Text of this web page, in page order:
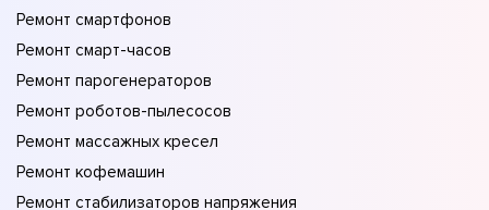
Ремонт смартфонов
Ремонт смарт-часов
Ремонт парогенераторов
Ремонт роботов-пылесосов
Ремонт массажных кресел
Ремонт кофемашин
Ремонт стабилизаторов напряжения